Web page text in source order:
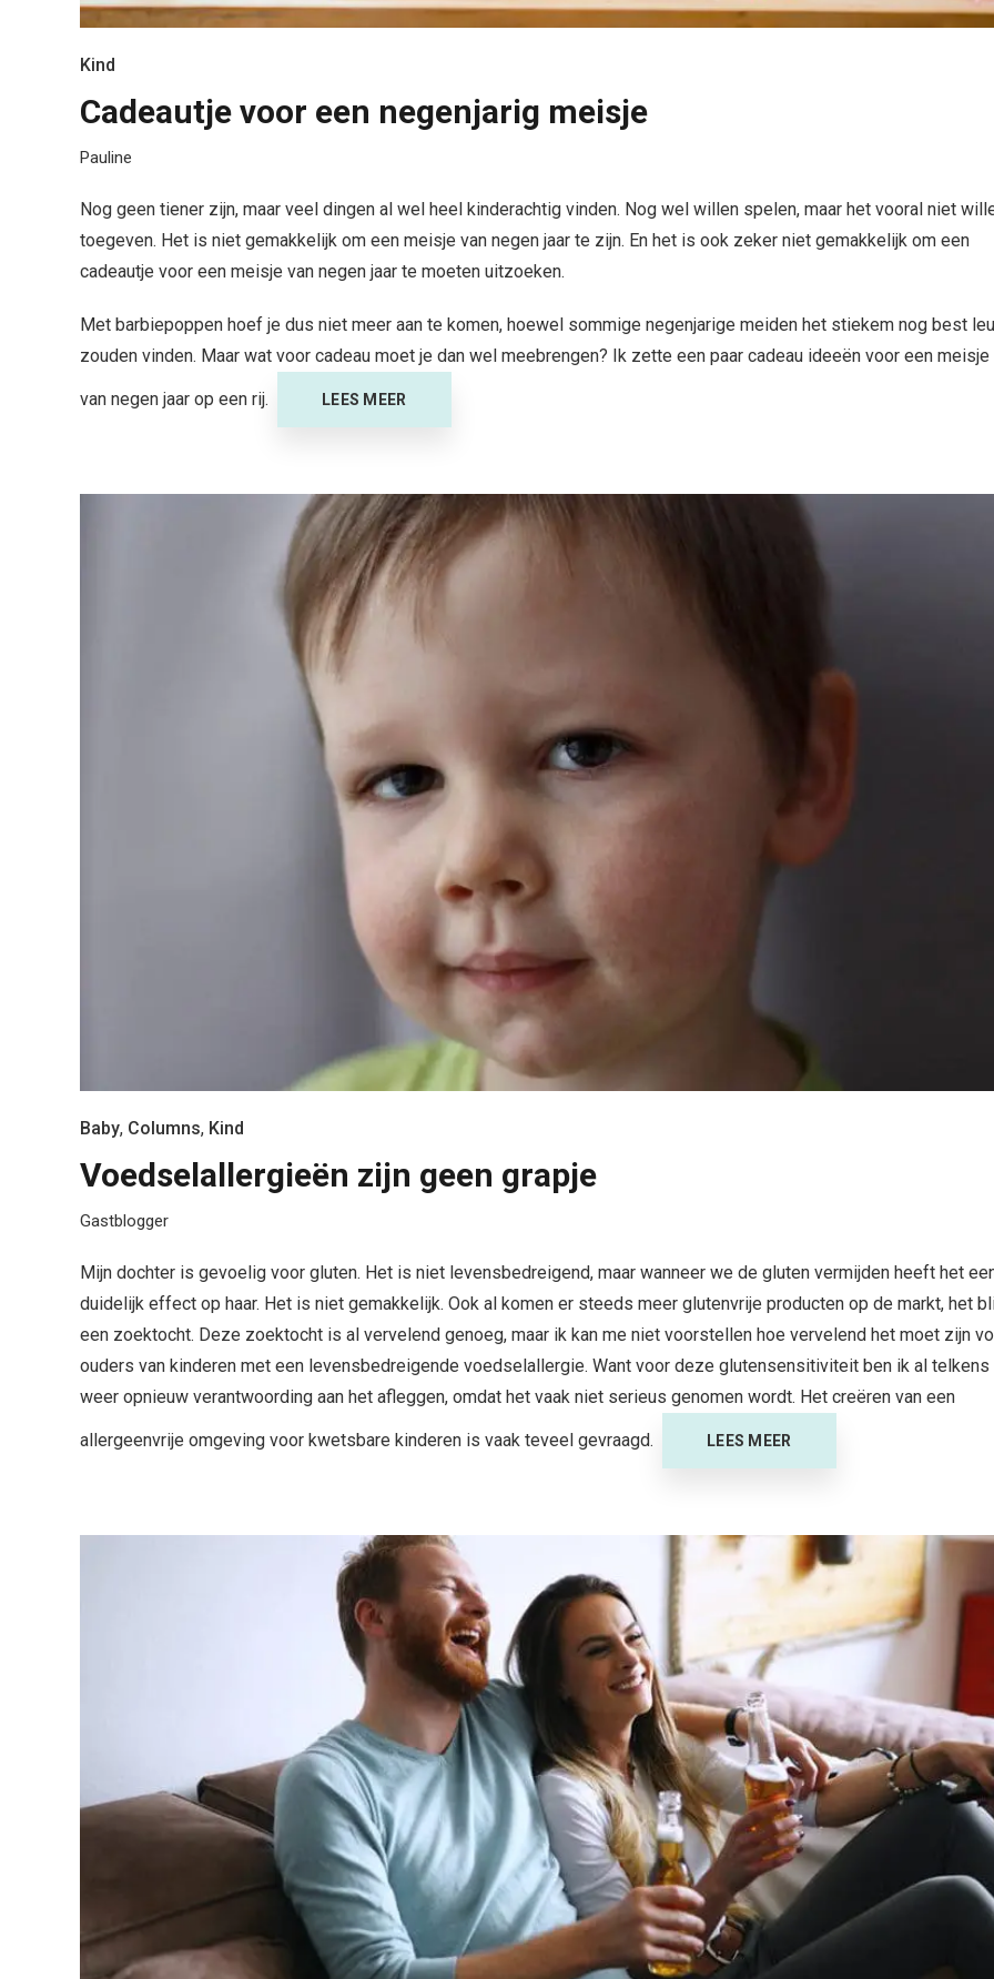
Kind
Cadeautje voor een negenjarig meisje
Pauline
Nog geen tiener zijn, maar veel dingen al wel heel kinderachtig vinden. Nog wel willen spelen, maar het vooral niet
toegeven. Het is niet gemakkelijk om een meisje van negen jaar te zijn. En het is ook zeker niet gemakkelijk om een
cadeautje voor een meisje van negen jaar te moeten uitzoeken.
Met barbiepoppen hoef je dus niet meer aan te komen, hoewel sommige negenjarige meiden het stiekem nog best
zouden vinden. Maar wat voor cadeau moet je dan wel meebrengen? Ik zette een paar cadeau ideeën voor een meisje
van negen jaar op een rij. LEES MEER
Baby, Columns, Kind
Voedselallergieën zijn geen grapje
Gastblogger
Mijn dochter is gevoelig voor gluten. Het is niet levensbedreigend, maar wanneer we de gluten vermijden heeft het
duidelijk effect op haar. Het is niet gemakkelijk. Ook al komen er steeds meer glutenvrije producten op de markt, het
een zoektocht. Deze zoektocht is al vervelend genoeg, maar ik kan me niet voorstellen hoe vervelend het moet zijn
ouders van kinderen met een levensbedreigende voedselallergie. Want voor deze glutensensitiviteit ben ik al telkens
weer opnieuw verantwoording aan het afleggen, omdat het vaak niet serieus genomen wordt. Het creëren van een
allergeenvrije omgeving voor kwetsbare kinderen is vaak teveel gevraagd. LEES MEER